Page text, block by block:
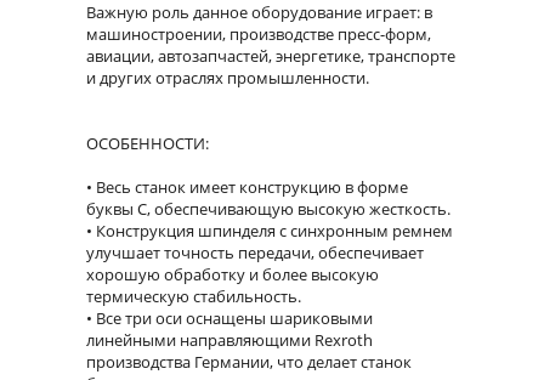
Важную роль данное оборудование играет: в
машиностроении, производстве пресс-форм,
авиации, автозапчастей, энергетике, транспорте
и других отраслях промышленности.
ОСОБЕННОСТИ:
Весь станок имеет конструкцию в форме
буквы C, обеспечивающую высокую жесткость.
Конструкция шпинделя с синхронным ремнем
улучшает точность передачи, обеспечивает
хорошую обработку и более высокую
термическую стабильность.
Все три оси оснащены шариковыми
линейными направляющими Rexroth
производства Германии, что делает станок